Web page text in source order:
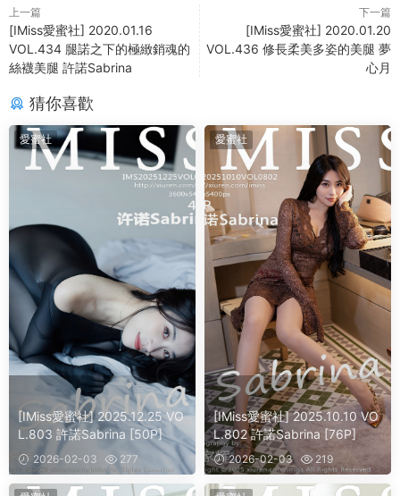
上一篇
[IMiss愛蜜社] 2020.01.16
VOL.434 腿諾之下的極緻銷魂的
絲襪美腿 許諾Sabrina
下一篇
[IMiss愛蜜社] 2020.01.20
VOL.436 修長柔美多姿的美腿 夢
心月
猜你喜歡
愛蜜社
[IMiss愛蜜社] 2025.12.25 VO
L.803 許諾Sabrina [50P]
2026-02-03 277
愛蜜社
[IMiss愛蜜社] 2025.10.10 VO
L.802 許諾Sabrina [76P]
2026-02-03 219